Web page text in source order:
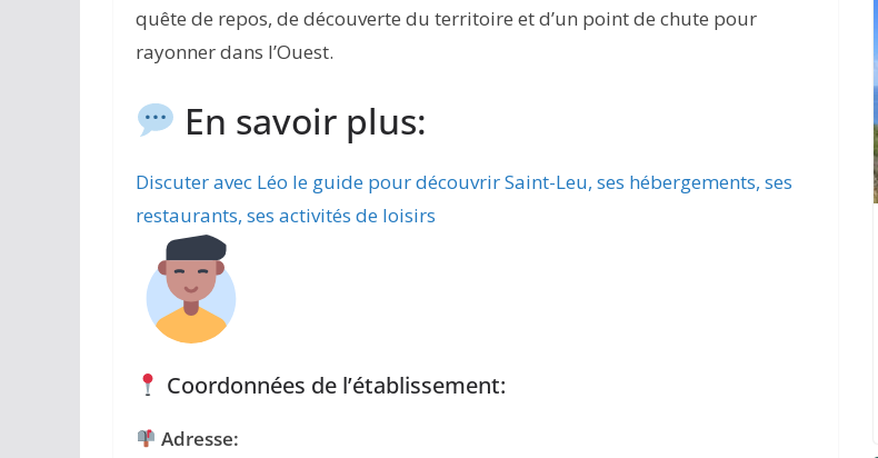
quête de repos, de découverte du territoire et d’un point de chute pour
rayonner dans l’Ouest.
En savoir plus:
Discuter avec Léo le guide pour découvrir Saint-Leu, ses hébergements, ses
restaurants, ses activités de loisirs
Coordonnées de l’établissement:
Adresse: